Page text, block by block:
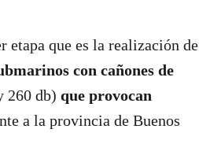
etapa que es la realización de
con cañones de
260 db) que provocan
a la provincia de Buenos